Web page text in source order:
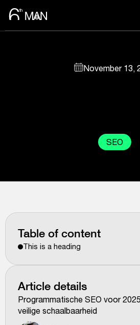
November 13,
SEO
Table of content
This is a heading
Article details
Programmatische SEO voor
veilige schaalbaarheid